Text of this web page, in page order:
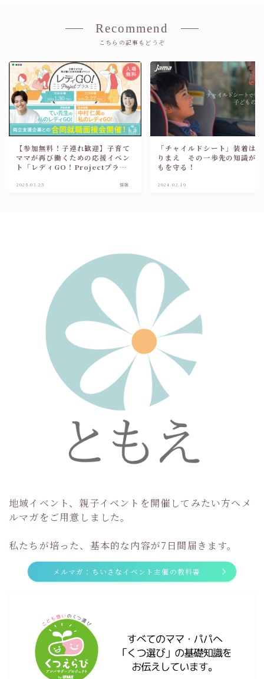
Recommend
こちらの記事もどうぞ
【参加無料！子連れ歓迎】子育て
ママが再び働くための応援イベン
ト「レディGO！Projectプラ
2025.03.25 情報
「チャイルドシート」装着は
りまえ その一歩先の知識が
もを守る！
2024.02.19
地域イベント、親子イベントを開催してみたい方へメ
ルマガをご用意しました。
私たちが培った、基本的な内容が7日間届きます。
メルマガ：ちいさなイベント主催の教科書